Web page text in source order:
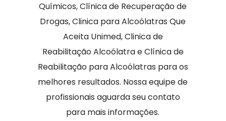
Químicos, Clínica de Recuperação de
Drogas, Clinica para Alcoólatras Que
Aceita Unimed, Clinica de
Reabilitação Alcoólatra e Clínica de
Reabilitação para Alcoólatras para os
melhores resultados. Nossa equipe de
profissionais aguarda seu contato
para mais informações.